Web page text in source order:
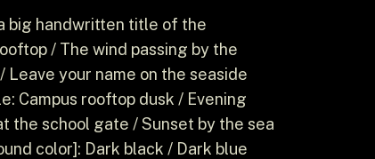
big handwritten title of the
/ The wind passing by the
your name on the seaside
Campus rooftop dusk / Evening
the school gate / Sunset by the sea
color]: Dark black / Dark blue